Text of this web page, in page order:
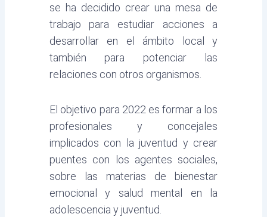
se ha decidido crear una mesa de
trabajo para estudiar acciones a
desarrollar en el ámbito local y
también para potenciar las
relaciones con otros organismos.
El objetivo para 2022 es formar a los
profesionales y concejales
implicados con la juventud y crear
puentes con los agentes sociales,
sobre las materias de bienestar
emocional y salud mental en la
adolescencia y juventud.